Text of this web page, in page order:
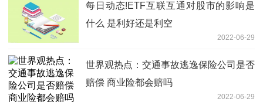
每日动态!ETF互联互通对股市的影响是
什么 是利好还是利空
2022-06-29
世界观热点：交通事故逃逸保险公司是否
赔偿 商业险都会赔吗
2022-06-29